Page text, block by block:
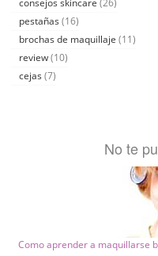
consejos skincare (26)
pestañas (16)
brochas de maquillaje (11)
review (10)
cejas (7)
No te
Como aprender a maquillarse